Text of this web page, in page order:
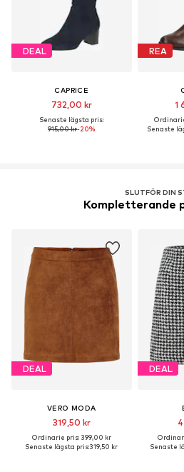
DEAL
CAPRICE
732,00 kr
Senaste lägsta pris:
915,00 kr-20%
REA
1
Senaste
SLUTFÖR DIN
Kompletterande
DEAL
VERO MODA
319,50 kr
Ordinarie pris: 399,00 kr
Senaste lägsta pris:319,50 kr
DEAL
Senaste